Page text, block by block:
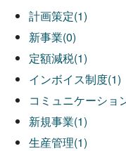
計画策定(1)
新事業(0)
定額減税(1)
インボイス制度(1)
コミュニケーショ
新規事業(1)
生産管理(1)